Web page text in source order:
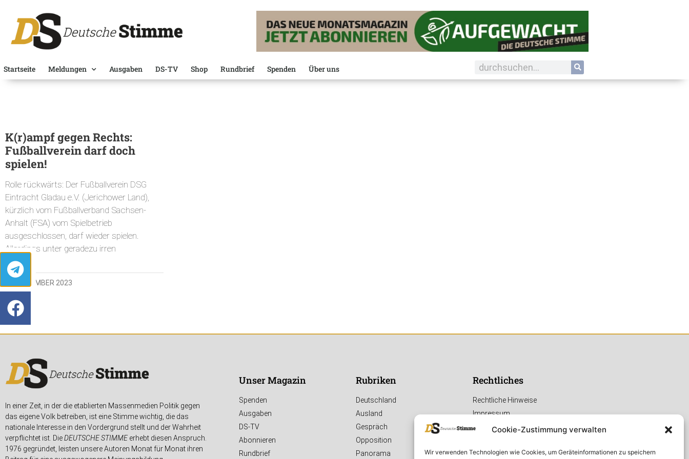
Cookie-Zustimmung verwalten
Wir verwenden Technologien wie Cookies, um Geräteinformationen zu speichern
Startseite Meldungen Ausgaben DS-TV Shop Rundbrief Spenden Über uns
K(r)ampf gegen Rechts:
Fußballverein darf doch
spielen!
Rolle rückwärts: Der Fußballverein DSG
Eintracht Gladau e.V. (Jerichower Land),
kürzlich vom Fußballverband Sachsen-
Anhalt (FSA) vom Spielbetrieb
ausgeschlossen, darf wieder spielen.
Allerdings unter geradezu irren
22. NOVEMBER 2023
In einer Zeit, in der die etablierten Massenmedien Politik gegen
das eigene Volk betreiben, ist eine Stimme wichtig, die das
nationale Interesse in den Vordergrund stellt und der Wahrheit
verpflichtet ist. DieDEUTSCHE STIMMEerhebt diesen Anspruch.
1976 gegründet, leisten unsere Autoren Monat für Monat ihren
Unser Magazin
Spenden
Ausgaben
DS-TV
Abonnieren
Rundbrief
Rubriken
Deutschland
Ausland
Gespräch
Opposition
Panorama
Rechtliches
Rechtliche Hinweise
Impressum
Datenschutzerklärung